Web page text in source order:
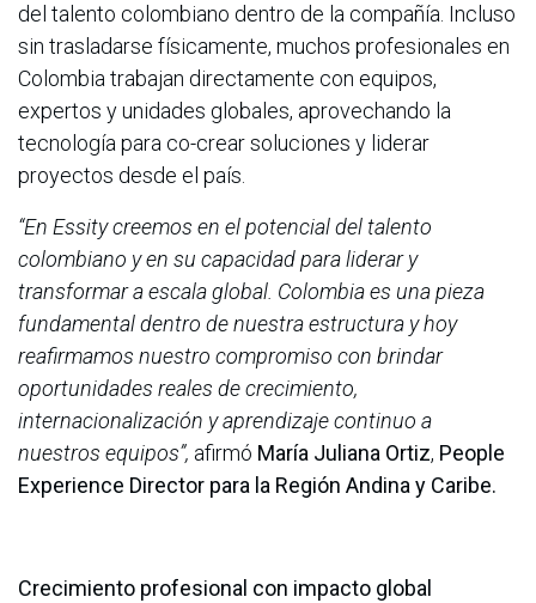
del talento colombiano dentro de la compañía. Incluso
sin trasladarse físicamente, muchos profesionales en
Colombia trabajan directamente con equipos,
expertos y unidades globales, aprovechando la
tecnología para co-crear soluciones y liderar
proyectos desde el país.
“En Essity creemos en el potencial del talento
colombiano y en su capacidad para liderar y
transformar a escala global. Colombia es una pieza
fundamental dentro de nuestra estructura y hoy
reafirmamos nuestro compromiso con brindar
oportunidades reales de crecimiento,
internacionalización y aprendizaje continuo a
nuestros equipos”, afirmó María Juliana Ortiz, People
Experience Director para la Región Andina y Caribe.
Crecimiento profesional con impacto global